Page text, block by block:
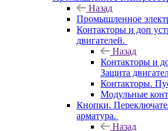
Назад
Промышленное
Контакторы и доп
двигателей.
Назад
Контакторы и
Защита
Контакторы.
Модульные
Кнопки.
арматура.
Назад